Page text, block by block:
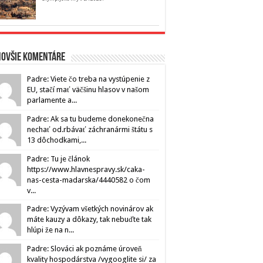
komentáre
Padre: Viete čo treba na vystúpenie z
EU, stačí mať väčšinu hlasov v našom
parlamente a...
Padre: Ak sa tu budeme donekonečna
nechať od.rbávať záchranármi štátu s
13 dôchodkami,...
Padre: Tu je článok
https://www.hlavnespravy.sk/caka-
nas-cesta-madarska/4440582 o čom
v...
Padre: Vyzývam všetkých novinárov ak
máte kauzy a dôkazy, tak nebuďte tak
hlúpi že na n...
Padre: Slováci ak poznáme úroveň
kvality hospodárstva /vygooglite si/ za